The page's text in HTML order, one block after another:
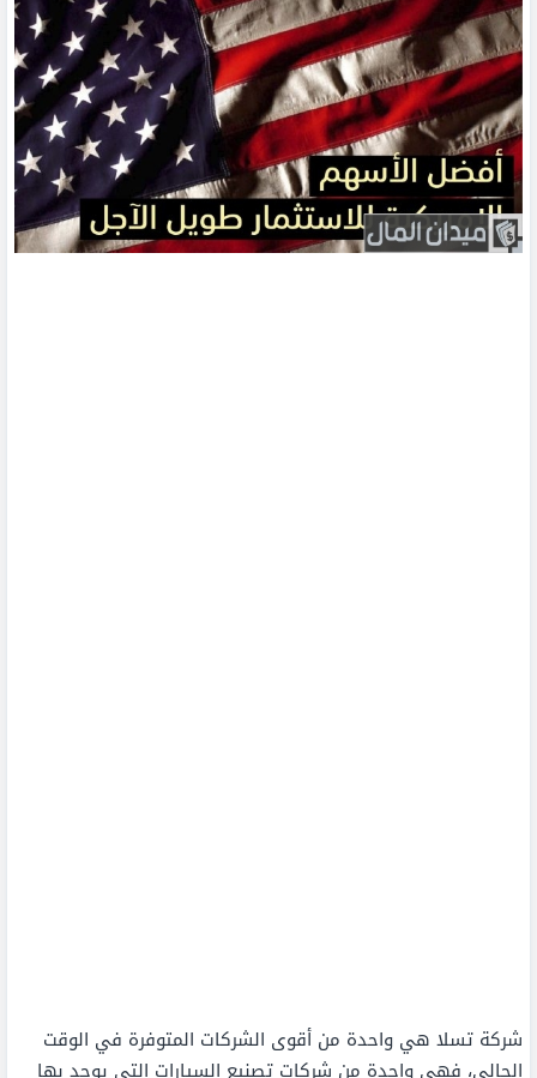
شركة تسلا هي واحدة من أقوى الشركات المتوفرة في الوقت